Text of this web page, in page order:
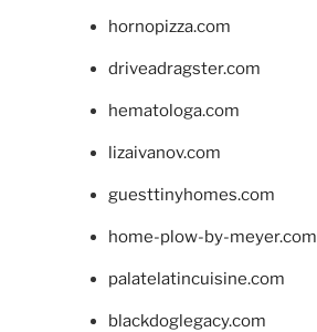
hornopizza.com
driveadragster.com
hematologa.com
lizaivanov.com
guesttinyhomes.com
home-plow-by-meyer.com
palatelatincuisine.com
blackdoglegacy.com